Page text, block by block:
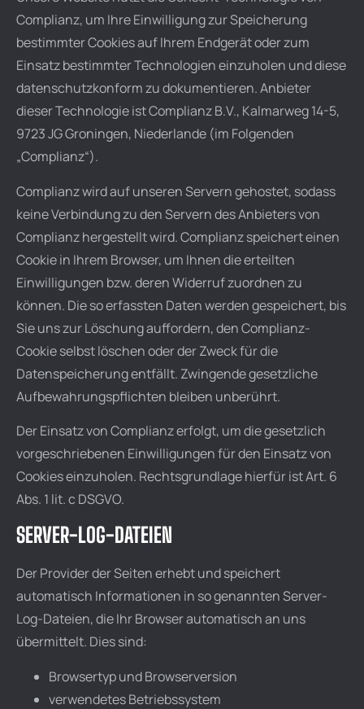
Complianz, um Ihre Einwilligung zur Speicherung
bestimmter Cookies auf Ihrem Endgerät oder zum
Einsatz bestimmter Technologien einzuholen und diese
datenschutzkonform zu dokumentieren. Anbieter
dieser Technologie ist Complianz B.V., Kalmarweg 14-5,
9723 JG Groningen, Niederlande (im Folgenden
„Complianz“).
Complianz wird auf unseren Servern gehostet, sodass
keine Verbindung zu den Servern des Anbieters von
Complianz hergestellt wird. Complianz speichert einen
Cookie in Ihrem Browser, um Ihnen die erteilten
Einwilligungen bzw. deren Widerruf zuordnen zu
können. Die so erfassten Daten werden gespeichert, bis
Sie uns zur Löschung auffordern, den Complianz-
Cookie selbst löschen oder der Zweck für die
Datenspeicherung entfällt. Zwingende gesetzliche
Aufbewahrungspflichten bleiben unberührt.
Der Einsatz von Complianz erfolgt, um die gesetzlich
vorgeschriebenen Einwilligungen für den Einsatz von
Cookies einzuholen. Rechtsgrundlage hierfür ist Art. 6
Abs. 1 lit. c DSGVO.
SERVER-LOG-DATEIEN
Der Provider der Seiten erhebt und speichert
automatisch Informationen in so genannten Server-
Log-Dateien, die Ihr Browser automatisch an uns
übermittelt. Dies sind:
Browsertyp und Browserversion
verwendetes Betriebssystem